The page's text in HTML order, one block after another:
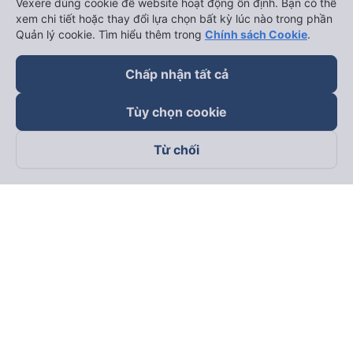
Theo dõi chúng tôi trên
Vexere dùng cookie để website hoạt động ổn định. Bạn có thể
xem chi tiết hoặc thay đổi lựa chọn bất kỳ lúc nào trong phần
Quản lý cookie. Tìm hiểu thêm trong Chính sách Cookie.
Chấp nhận tất cả
Tùy chọn cookie
Từ chối